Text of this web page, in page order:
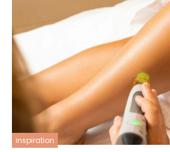
inspiration